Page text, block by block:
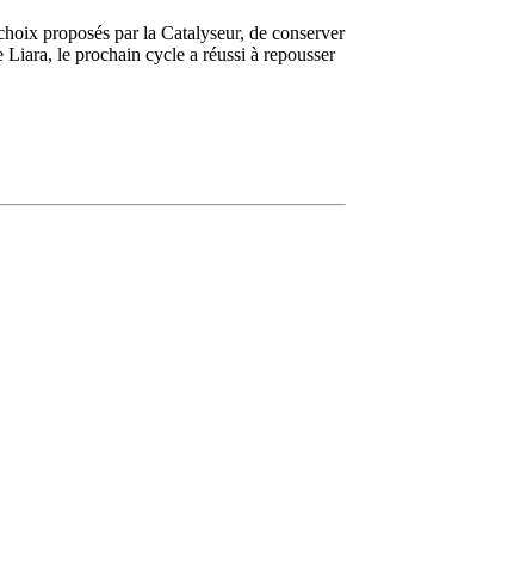
proposés par la Catalyseur, de conserver
le prochain cycle a réussi à repousser